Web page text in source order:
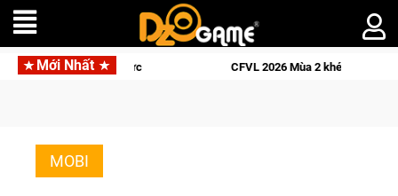
Mới Nhất
lý siêu thực CFVL 2026 Mùa 2 khép lại với hành trình đầy
MOBI